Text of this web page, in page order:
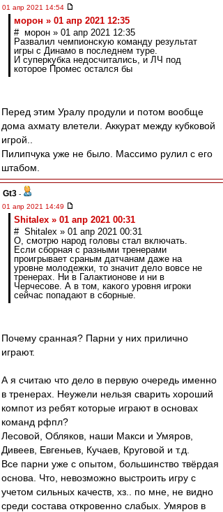
01 апр 2021 14:54
морон » 01 апр 2021 12:35
# морон » 01 апр 2021 12:35
Развалил чемпионскую команду результат
игры с Динамо в последнем туре.
И суперкубка недосчитались, и ЛЧ под
которое Промес остался бы
Перед этим Уралу продули и потом вообще
дома ахмату влетели. Аккурат между кубковой
игрой..
Пилипчука уже не было. Массимо рулил с его
штабом.
Gt3 -
01 апр 2021 14:49
Shitalex » 01 апр 2021 00:31
# Shitalex » 01 апр 2021 00:31
О, смотрю народ головы стал включать.
Если сборная с разными тренерами
проигрывает сраным датчанам даже на
уровне молодежки, то значит дело вовсе не
тренерах. Ни в Галактионове и ни в
Черчесове. А в том, какого уровня игроки
сейчас попадают в сборные.
Почему сранная? Парни у них прилично
играют.
А я считаю что дело в первую очередь именно
в тренерах. Неужели нельзя сварить хороший
компот из ребят которые играют в основах
команд рфпл?
Лесовой, Обляков, наши Макси и Умяров,
Дивеев, Евгеньев, Кучаев, Круговой и т.д.
Все парни уже с опытом, большинство твёрдая
основа. Что, невозможно выстроить игру с
учетом сильных качеств, хз.. по мне, не видно
среди состава откровенно слабых. Умяров в